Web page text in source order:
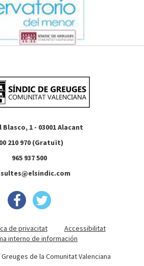
Blasco, 1 - 03001 Alacant
210 970 (Gratuït)
965 937 500
de privacitat
Accessibilitat
interno de información
de la Comunitat Valenciana